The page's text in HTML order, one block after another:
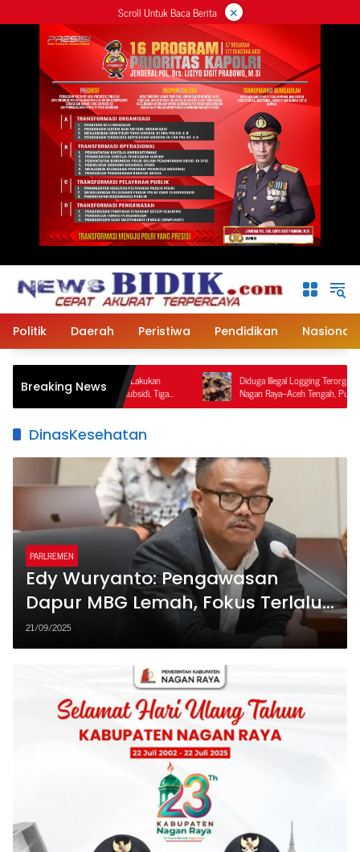
ke
Scroll Untuk Baca Berita ×
Politik Daerah Peristiwa Pendidikan Nasional
Breaking News
Raya Kembali Lakukan
BBM Bersubsidi, Tiga
Diduga Illegal Logging Terorganisir di Perbatasan
Nagan Raya–Aceh Tengah, Publik Pertanyakan
Ketegasan APH dan Satgas PKH
DinasKesehatan
PARLREMEN
Edy Wuryanto: Pengawasan
Dapur MBG Lemah, Fokus Terlalu
pada Kuantitas.
21/09/2025